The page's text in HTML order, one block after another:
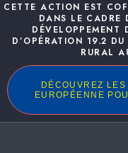
CETTE ACTION EST
DANS LE CADRE
DÉVELOPPEMENT
D’OPÉRATION 19.2
RURAL
DÉCOUVREZ
EUROPÉENNE